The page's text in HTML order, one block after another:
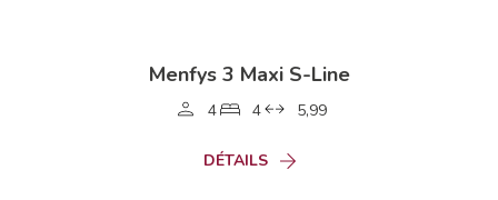
Menfys 3 Maxi S-Line
4 4 5,99
DÉTAILS